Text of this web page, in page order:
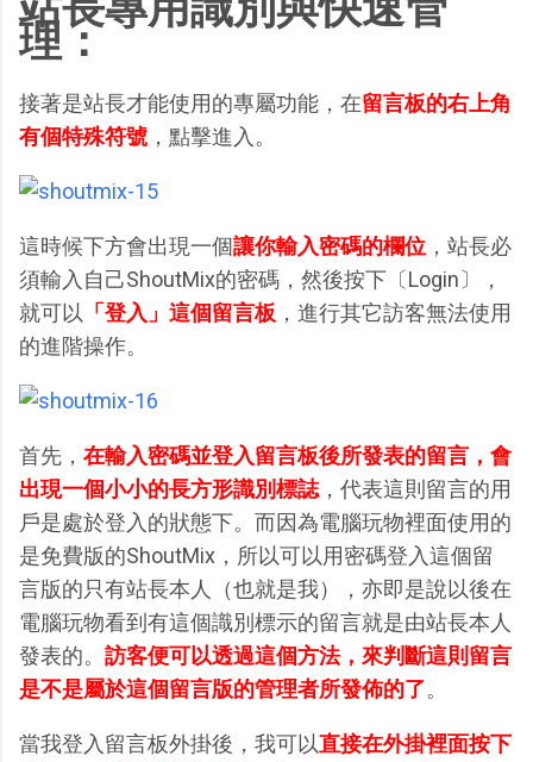
理：
接著是站長才能使用的專屬功能，在留言板的右上角
有個特殊符號 ，點擊進入。
這時候下方會出現一個讓你輸入密碼的欄位 ，站長必
須輸入自己ShoutMix的密碼，然後按下〔Login〕，
就可以 「登入」這個留言板 ，進行其它訪客無法使用
的進階操作。
首先， 在輸入密碼並登入留言板後所發表的留言，會
出現一個小小的長方形識別標誌，代表這則留言的用
戶是處於登入的狀態下。而因為電腦玩物裡面使用的
是免費版的ShoutMix，所以可以用密碼登入這個留
言版的只有站長本人（也就是我），亦即是說以後在
電腦玩物看到有這個識別標示的留言就是由站長本人
發表的。 訪客便可以透過這個方法，來判斷這則留言
是不是屬於這個留言版的管理者所發佈的了。
當我登入留言板外掛後，我可以直接在外掛裡面按下